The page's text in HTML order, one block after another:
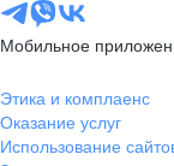
Мобильное
Этика и комплаенс
Оказание услуг
Использование